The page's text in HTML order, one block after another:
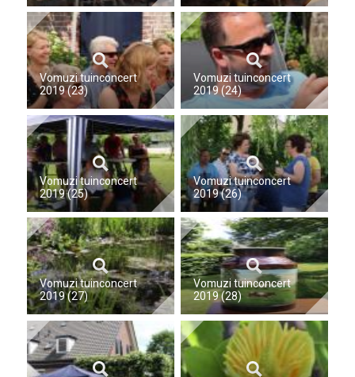
Vomuzi tuinconcert
2019 (23)
Vomuzi tuinconcert
2019 (24)
Vomuzi tuinconcert
2019 (25)
Vomuzi tuinconcert
2019 (26)
Vomuzi tuinconcert
2019 (27)
Vomuzi tuinconcert
2019 (28)